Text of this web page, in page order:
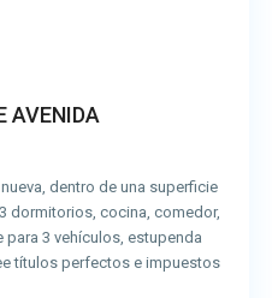
AVENIDA
dentro de una superficie
dormitorios, cocina, comedor,
para 3 vehículos, estupenda
títulos perfectos e impuestos